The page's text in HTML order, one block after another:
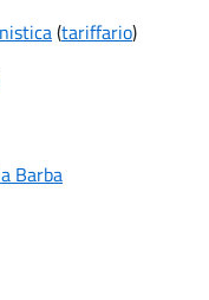
(tariffario)
Barba